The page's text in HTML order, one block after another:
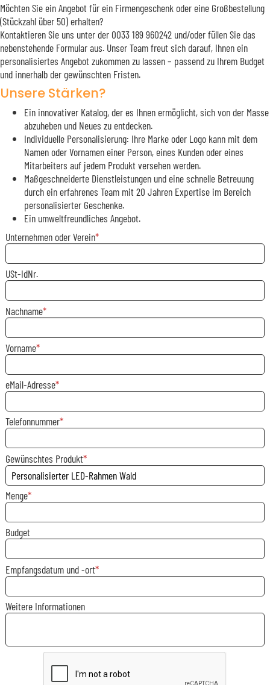
Möchten Sie ein Angebot für ein Firmengeschenk oder eine Großbestellung
(Stückzahl über 50) erhalten?
Kontaktieren Sie uns unter der 0033 189 960242 und/oder füllen Sie das
nebenstehende Formular aus. Unser Team freut sich darauf, Ihnen ein
personalisiertes Angebot zukommen zu lassen – passend zu Ihrem Budget
und innerhalb der gewünschten Fristen.
Unsere Stärken?
Ein innovativer Katalog, der es Ihnen ermöglicht, sich von der Masse
abzuheben und Neues zu entdecken.
Individuelle Personalisierung: Ihre Marke oder Logo kann mit dem
Namen oder Vornamen einer Person, eines Kunden oder eines
Mitarbeiters auf jedem Produkt versehen werden.
Maßgeschneiderte Dienstleistungen und eine schnelle Betreuung
durch ein erfahrenes Team mit 20 Jahren Expertise im Bereich
personalisierter Geschenke.
Ein umweltfreundliches Angebot.
Unternehmen oder Verein
USt-IdNr.
Nachname
Vorname
eMail-Adresse
Telefonnummer
Gewünschtes Produkt
Menge
Budget
Empfangsdatum und -ort
Weitere Informationen